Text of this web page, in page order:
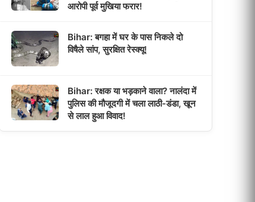
आरोपी पूर्व मुखिया फरार!
Bihar: बगहा में घर के पास निकले दो
विषैले सांप, सुरक्षित रेस्क्यू!
Bihar: रक्षक या भड़काने वाला? नालंदा में
पुलिस की मौजूदगी में चला लाठी-डंडा, खून
से लाल हुआ विवाद!